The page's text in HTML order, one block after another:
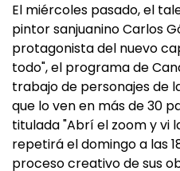
El miércoles pasado, el
pintor sanjuanino Carlos
protagonista del nuevo
todo", el programa de
trabajo de personajes de
que lo ven en más de 30
titulada "Abrí el zoom y vi
repetirá el domingo a las
proceso creativo de sus